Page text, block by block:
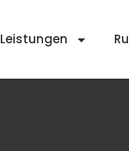
Leistungen